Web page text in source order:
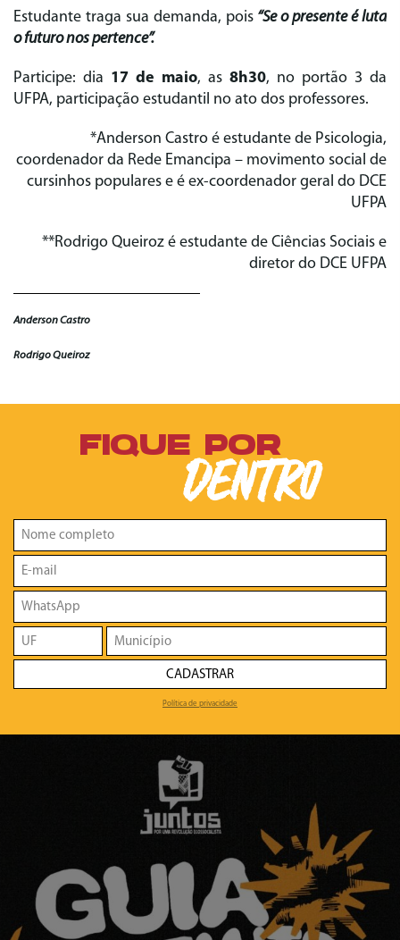
Estudante traga sua demanda, pois “Se o presente é luta
o futuro nos pertence”.
Participe: dia 17 de maio, as 8h30, no portão 3 da
UFPA, participação estudantil no ato dos professores.
*Anderson Castro é estudante de Psicologia,
coordenador da Rede Emancipa – movimento social de
cursinhos populares e é ex-coordenador geral do DCE
UFPA
**Rodrigo Queiroz é estudante de Ciências Sociais e
diretor do DCE UFPA
Anderson Castro
Rodrigo Queiroz
FIQUE POR
DENTRO
CADASTRAR
Política de privacidade